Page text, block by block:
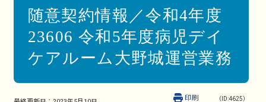
随意契約情報／令和4年度
23606 令和5年度病児デイ
ケアルーム大野城運営業務
（ID:4625）
印刷